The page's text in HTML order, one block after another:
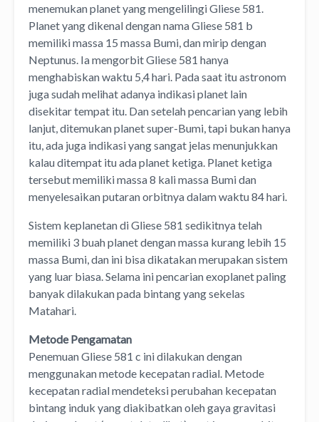
menemukan planet yang mengelilingi Gliese 581.
Planet yang dikenal dengan nama Gliese 581 b
memiliki massa 15 massa Bumi, dan mirip dengan
Neptunus. Ia mengorbit Gliese 581 hanya
menghabiskan waktu 5,4 hari. Pada saat itu astronom
juga sudah melihat adanya indikasi planet lain
disekitar tempat itu. Dan setelah pencarian yang lebih
lanjut, ditemukan planet super-Bumi, tapi bukan hanya
itu, ada juga indikasi yang sangat jelas menunjukkan
kalau ditempat itu ada planet ketiga. Planet ketiga
tersebut memiliki massa 8 kali massa Bumi dan
menyelesaikan putaran orbitnya dalam waktu 84 hari.
Sistem keplanetan di Gliese 581 sedikitnya telah
memiliki 3 buah planet dengan massa kurang lebih 15
massa Bumi, dan ini bisa dikatakan merupakan sistem
yang luar biasa. Selama ini pencarian exoplanet paling
banyak dilakukan pada bintang yang sekelas
Matahari.
Metode Pengamatan
Penemuan Gliese 581 c ini dilakukan dengan
menggunakan metode kecepatan radial. Metode
kecepatan radial mendeteksi perubahan kecepatan
bintang induk yang diakibatkan oleh gaya gravitasi